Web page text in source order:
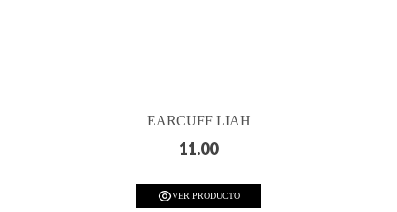
EARCUFF LIAH
11.00
VER PRODUCTO